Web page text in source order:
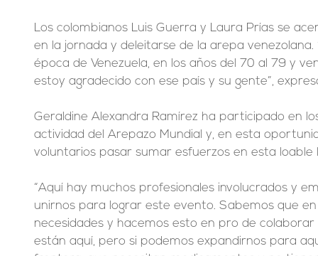
Los colombianos Luis Guerra y Laura Prías se
en la jornada y deleitarse de la arepa venezolana.
época de Venezuela, en los años del 70 al 79 y
estoy agradecido con ese país y su gente”,
Geraldine Alexandra Ramírez ha participado en
actividad del Arepazo Mundial y, en esta
voluntarios pasar sumar esfuerzos en esta loable
“Aquí hay muchos profesionales involucrados y
unirnos para lograr este evento. Sabemos que
necesidades y hacemos esto en pro de
están aquí, pero si podemos expandirnos para